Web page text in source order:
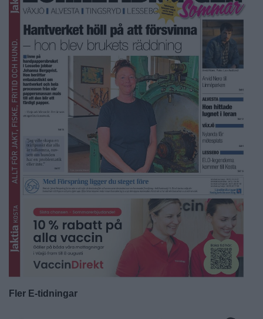
Fler E-tidningar